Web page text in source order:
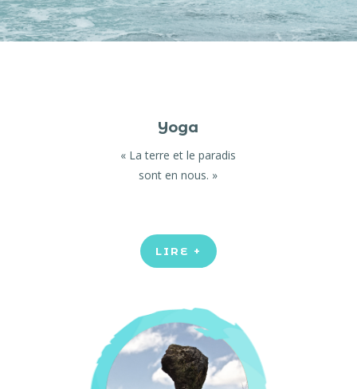
Yoga
« La terre et le paradis
sont en nous. »
LIRE +